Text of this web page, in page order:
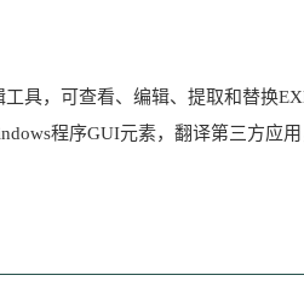
工具，可查看、编辑、提取和替换
程序GUI元素，翻译第三方应